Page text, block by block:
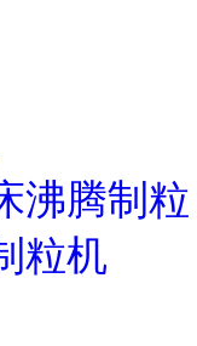
沸腾制粒
粒机